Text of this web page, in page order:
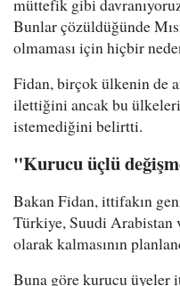
müttefik gibi
Bunlar çözüldüğünde
olmaması için hiçbir
Fidan, birçok ülkenin de
ilettiğini ancak bu
istemediğini belirtti.
"Kurucu üçlü
Bakan Fidan, ittifakın
Türkiye, Suudi Arabistan
olarak kalmasının
Buna göre kurucu